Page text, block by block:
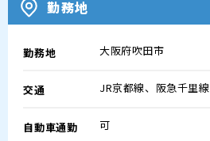
勤務地
勤務地 大阪府吹田市
交通 JR京都線、阪急千里線
自動車通勤 可